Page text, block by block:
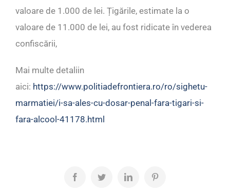
valoare de 1.000 de lei. Țigările, estimate la o
valoare de 11.000 de lei, au fost ridicate în vederea
confiscării,
Mai multe detaliin
aici: https://www.politiadefrontiera.ro/ro/sighetu-
marmatiei/i-sa-ales-cu-dosar-penal-fara-tigari-si-
fara-alcool-41178.html
FacebookTwitter LinkedInPinterest